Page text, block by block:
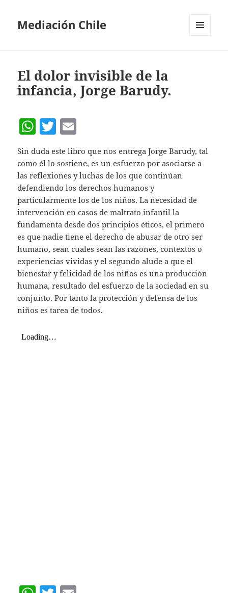
Mediación Chile
El dolor invisible de la
infancia, Jorge Barudy.
W
h
at
s
A
p
p
T
w
itt
er
ai
l
Sin duda este libro que nos entrega Jorge Barudy, tal
como él lo sostiene, es un esfuerzo por asociarse a
las reflexiones y luchas de los que continúan
defendiendo los derechos humanos y
particularmente los de los niños. La necesidad de
intervención en casos de maltrato infantil la
fundamenta desde dos principios éticos, el primero
es que nadie tiene el derecho de abusar de otro ser
humano, sean cuales sean las razones, contextos o
experiencias vividas y el segundo alude a que el
bienestar y felicidad de los niños es una producción
humana, resultado del esfuerzo de la sociedad en su
conjunto. Por tanto la protección y defensa de los
niños es tarea de todos.